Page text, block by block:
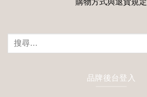
購物方式與退貨規定
品牌後台登入